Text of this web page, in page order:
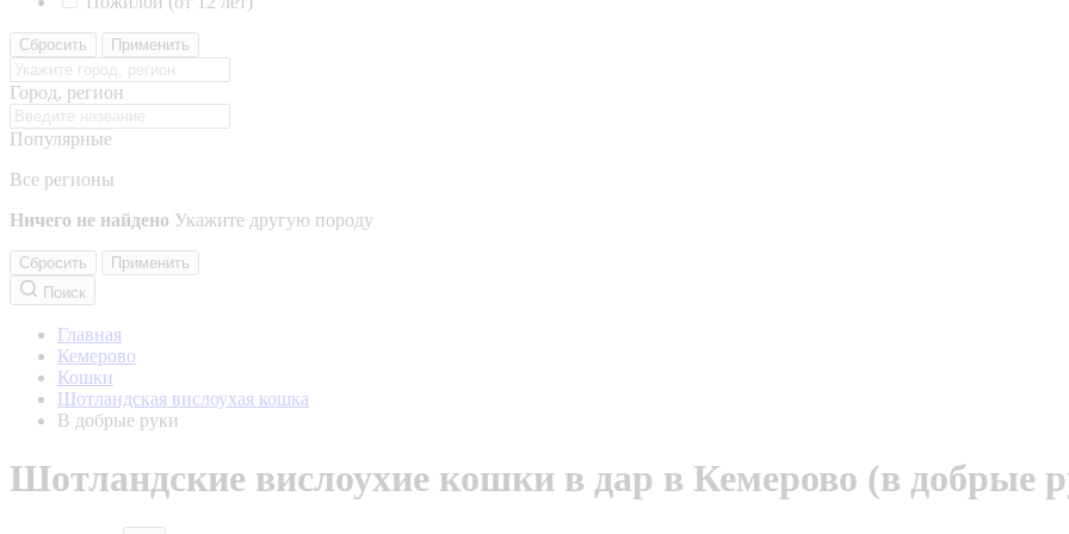
Сбросить Применить
Город, регион
Популярные
Все регионы
Ничего не найдено Укажите другую породу
Сбросить
Применить
Поиск
Главная
Кемерово
Кошки
Шотландская вислоухая кошка
В добрые руки
Шотландские вислоухие кошки в дар в Кемерово (в добрые